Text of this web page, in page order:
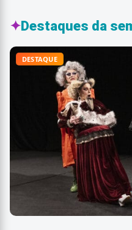
✦Destaques da
DESTAQUE